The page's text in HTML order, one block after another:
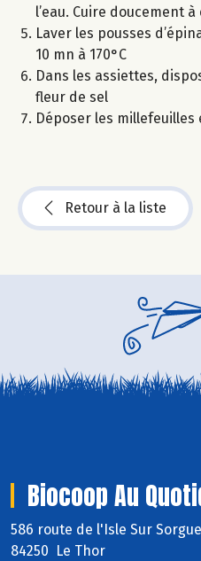
l’eau. Cuire doucement
Laver les pousses
10 mn à 170°C
Dans les assiettes,
fleur de sel
Déposer les
Retour à la liste
Biocoop Au
586 route de l'Isle Sur Sorgue
84250 Le Thor